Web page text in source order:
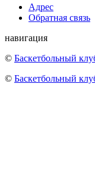
Адрес
Обратная связь
навигация
© Баскетбольный
© Баскетбольный